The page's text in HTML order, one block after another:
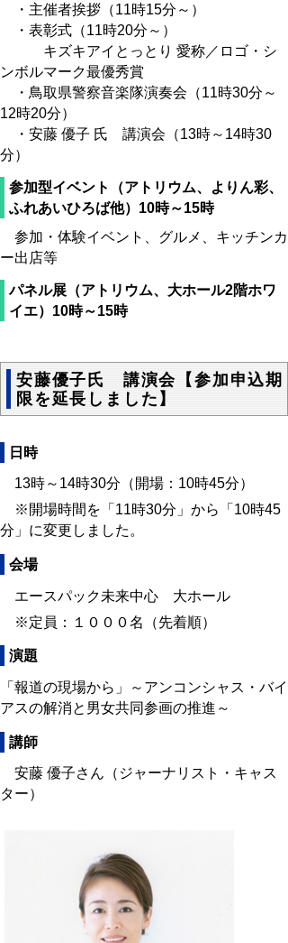
・主催者挨拶（11時15分～）
・表彰式（11時20分～）
キズキアイとっとり 愛称／ロゴ・シ
ンボルマーク最優秀賞
・鳥取県警察音楽隊演奏会（11時30分～
12時20分）
・安藤 優子 氏 講演会（13時～14時30
分）
参加型イベント（アトリウム、よりん彩、
ふれあいひろば他）10時～15時
参加・体験イベント、グルメ、キッチンカ
ー出店等
パネル展（アトリウム、大ホール2階ホワ
イエ）10時～15時
安藤優子氏 講演会【参加申込期
限を延長しました】
日時
13時～14時30分（開場：10時45分）
※開場時間を「11時30分」から「10時45
分」に変更しました。
会場
エースパック未来中心 大ホール
※定員：１０００名（先着順）
演題
「報道の現場から」～アンコンシャス・バイ
アスの解消と男女共同参画の推進～
講師
安藤 優子さん（ジャーナリスト・キャス
ター）